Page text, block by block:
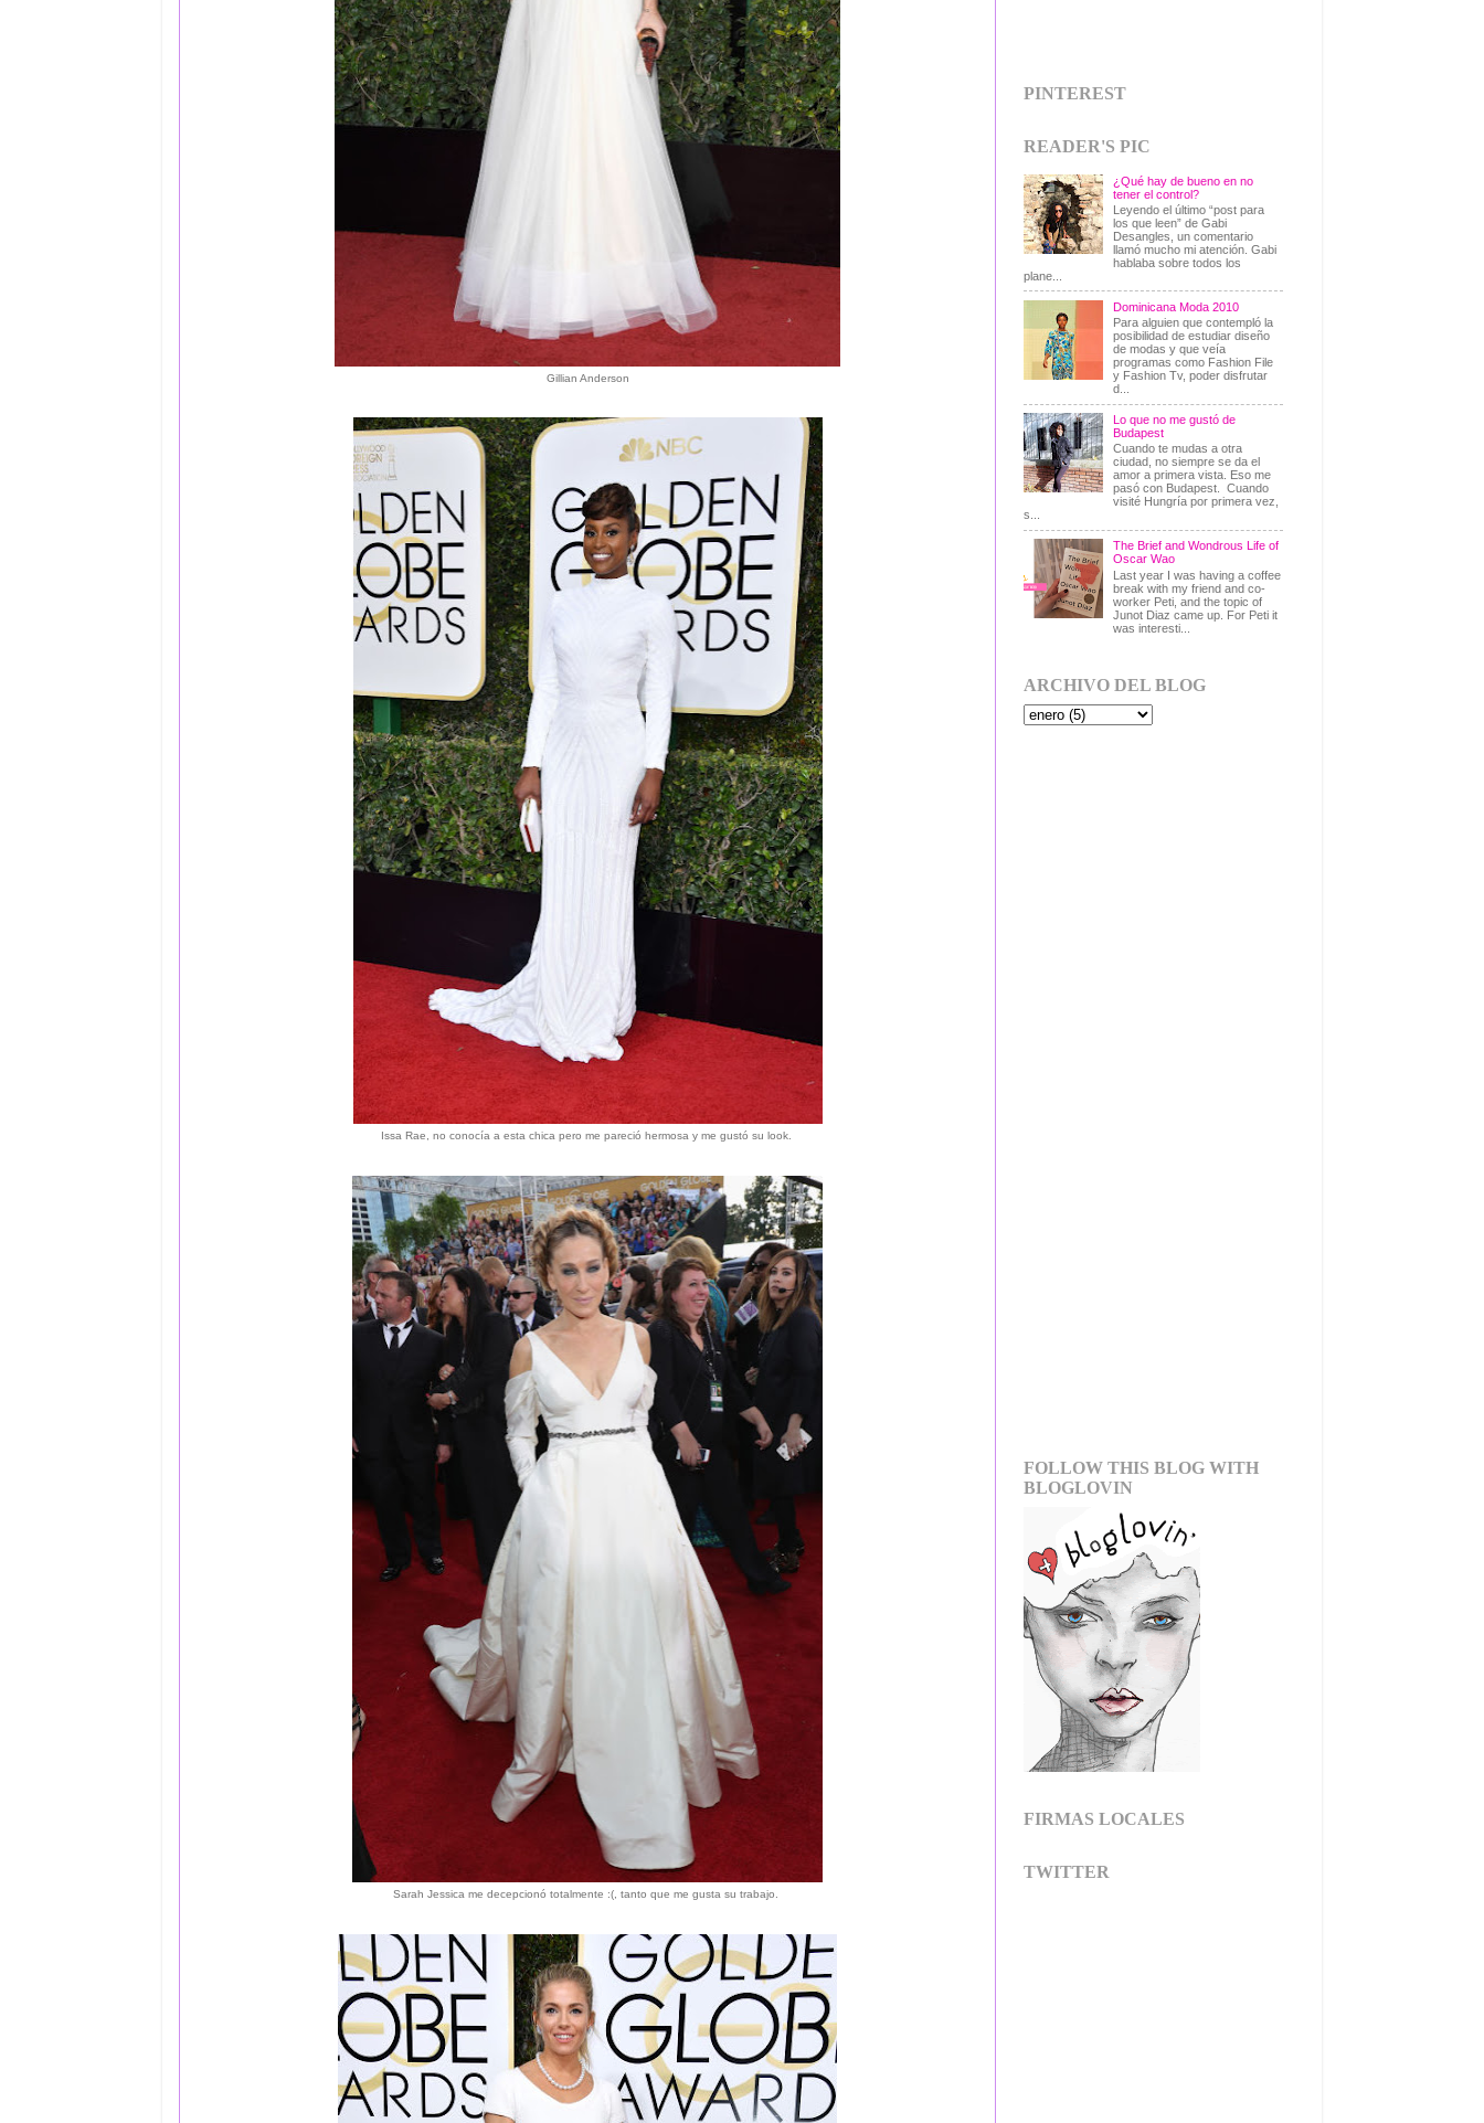
Gillian Anderson
Issa Rae, no conocía a esta chica pero me pareció hermosa y me gustó su look.
Sarah Jessica me decepcionó totalmente :(, tanto que me gusta su trabajo.
PINTEREST
READER'S PIC
¿Qué hay de bueno en no
tener el control?
Leyendo el último “post para
los que leen” de Gabi
Desangles, un comentario
llamó mucho mi atención. Gabi
hablaba sobre todos los
plane...
Dominicana Moda 2010
Para alguien que contempló la
posibilidad de estudiar diseño
de modas y que veía
programas como Fashion File
y Fashion Tv, poder disfrutar
d...
Lo que no me gustó de
Budapest
Cuando te mudas a otra
ciudad, no siempre se da el
amor a primera vista. Eso me
pasó con Budapest. Cuando
visité Hungría por primera vez,
s...
The Brief and Wondrous Life of
Oscar Wao
Last year I was having a coffee
break with my friend and co-
worker Peti, and the topic of
Junot Diaz came up. For Peti it
was interesti...
ARCHIVO DEL BLOG
FOLLOW THIS BLOG WITH
BLOGLOVIN
FIRMAS LOCALES
TWITTER